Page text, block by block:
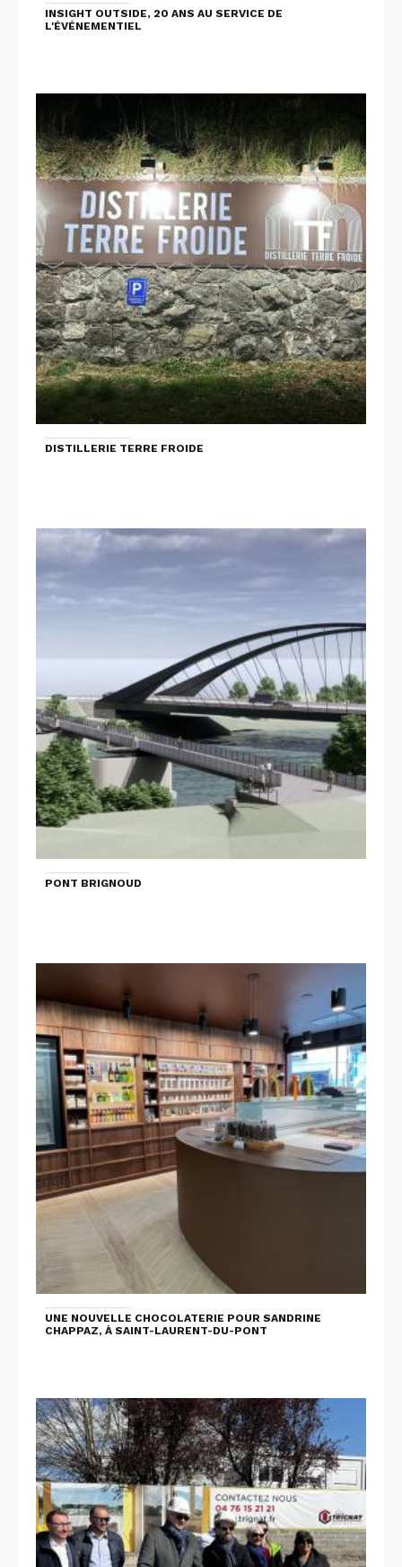
INSIGHT OUTSIDE, 20 ANS AU SERVICE DE
L'ÉVÉNEMENTIEL
DISTILLERIE TERRE FROIDE
PONT BRIGNOUD
UNE NOUVELLE CHOCOLATERIE POUR SANDRINE
CHAPPAZ, À SAINT-LAURENT-DU-PONT